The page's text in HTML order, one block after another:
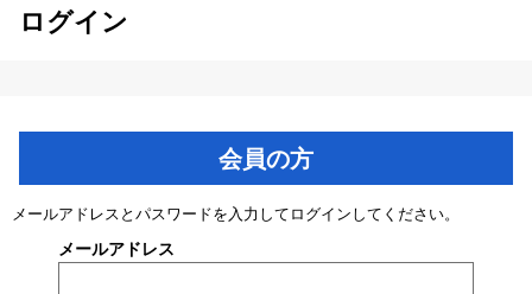
ログイン
会員の方
メールアドレスとパスワードを入力してログインしてください。
メールアドレス